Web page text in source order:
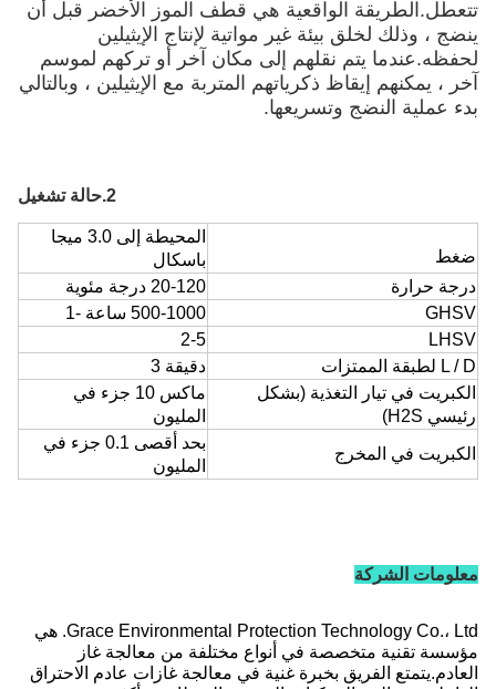
تتعطل.الطريقة الواقعية هي قطف الموز الأخضر قبل أن
ينضج ، وذلك لخلق بيئة غير مواتية لإنتاج الإيثيلين
لحفظه.عندما يتم نقلهم إلى مكان آخر أو تركهم لموسم
آخر ، يمكنهم إيقاظ ذكرياتهم المتربة مع الإيثيلين ، وبالتالي
بدء عملية النضج وتسريعها.
2.حالة تشغيل
ضغط
المحيطة إلى 3.0 ميجا
باسكال
درجة حرارة
20-120 درجة مئوية
GHSV
500-1000 ساعة -1
LHSV
2-5
L / D لطبقة الممتزات
دقيقة 3
الكبريت في تيار التغذية (بشكل
رئيسي H2S)
ماكس 10 جزء في
المليون
الكبريت في المخرج
بحد أقصى 0.1 جزء في
المليون
معلومات الشركة
Grace Environmental Protection Technology Co.، Ltd. هي
مؤسسة تقنية متخصصة في أنواع مختلفة من معالجة غاز
العادم.يتمتع الفريق بخبرة غنية في معالجة غازات عادم الاحتراق